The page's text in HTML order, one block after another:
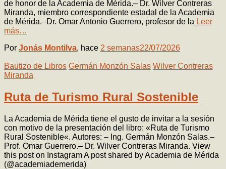
de honor de la Academia de Mérida.– Dr. Wilver Contreras
Miranda, miembro correspondiente estadal de la Academia
de Mérida.–Dr. Omar Antonio Guerrero, profesor de la Leer
más…
Por Jonás Montilva, hace 2 semanas22/07/2026
Bautizo de Libros Germán Monzón Salas Wilver Contreras
Miranda
Ruta de Turismo Rural Sostenible
La Academia de Mérida tiene el gusto de invitar a la sesión
con motivo de la presentación del libro: «Ruta de Turismo
Rural Sostenible«. Autores: – Ing. Germán Monzón Salas.–
Prof. Omar Guerrero.– Dr. Wilver Contreras Miranda. View
this post on Instagram A post shared by Academia de Mérida
(@academiademerida)